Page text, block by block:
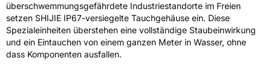
überschwemmungsgefährdete Industriestandorte im Freien
setzen SHIJIE IP67-versiegelte Tauchgehäuse ein. Diese
Spezialeinheiten überstehen eine vollständige Staubeinwirkung
und ein Eintauchen von einem ganzen Meter in Wasser, ohne
dass Komponenten ausfallen.